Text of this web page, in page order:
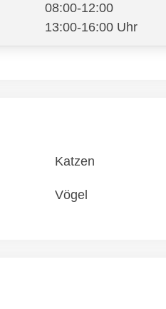
08:00-12:00
13:00-16:00 Uhr
Katzen
Vögel